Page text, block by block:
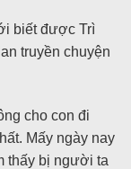
biết được Trì
truyền chuyện
cho con đi
Mấy ngày nay
thấy bị người ta